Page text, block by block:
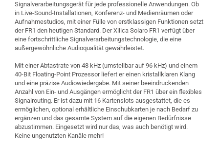
Signalverarbeitungsgerät für jede professionelle Anwendungen. Ob
in Live-Sound-Installationen, Konferenz- und Medienräumen oder
Aufnahmestudios, mit einer Fülle von erstklassigen Funktionen setzt
der FR1 den heutigen Standard. Der Xilica Solaro FR1 verfügt über
eine fortschrittliche Signalverarbeitungstechnologie, die eine
außergewöhnliche Audioqualität gewährleistet.
Mit einer Abtastrate von 48 kHz (umstellbar auf 96 kHz) und einem
40-Bit Floating-Point Prozessor liefert er einen kristallklaren Klang
und eine präzise Audiowiedergabe. Mit seiner beeindruckenden
Anzahl von Ein- und Ausgängen ermöglicht der FR1 über ein flexibles
Signalrouting. Er ist dazu mit 16 Kartenslots ausgestattet, die es
ermöglichen, optional erhältliche Einschubkarten je nach Bedarf zu
ergänzen und das gesamte System auf die eigenen Bedürfnisse
abzustimmen. Eingesetzt wird nur das, was auch benötigt wird.
Keine ungenutzten Kanäle mehr!